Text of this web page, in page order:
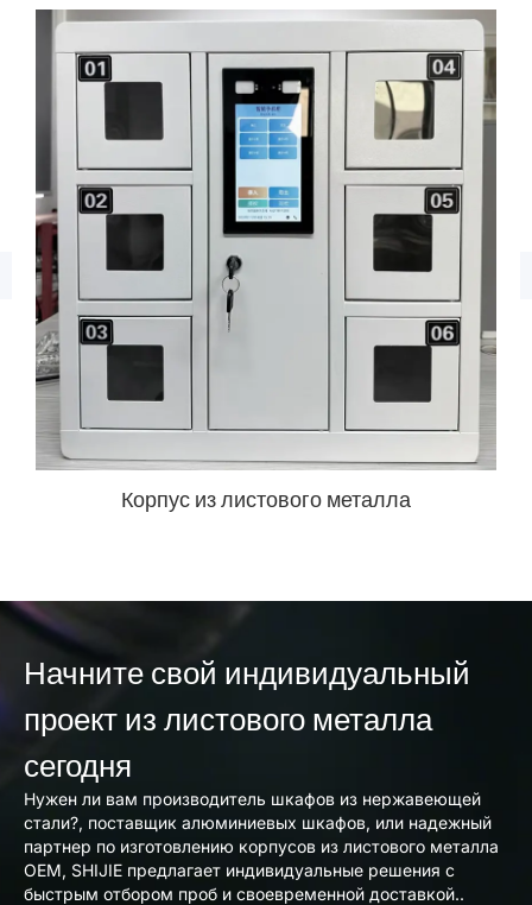
Корпус из листового металла
Начните свой индивидуальный
проект из листового металла
сегодня
Нужен ли вам производитель шкафов из нержавеющей
стали?, поставщик алюминиевых шкафов, или надежный
партнер по изготовлению корпусов из листового металла
OEM, SHIJIE предлагает индивидуальные решения с
быстрым отбором проб и своевременной доставкой..